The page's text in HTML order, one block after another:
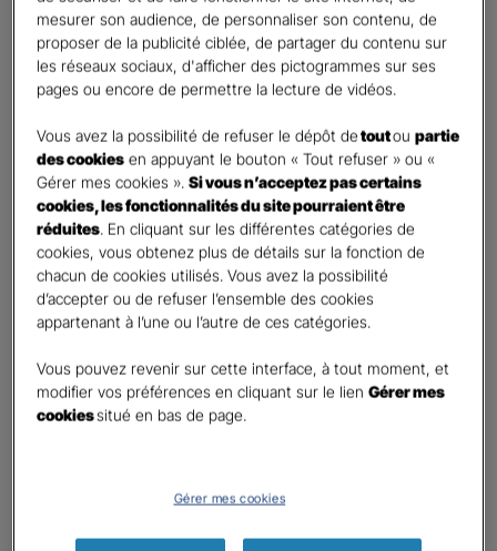
Etes-vous déjà client Gan assurances ?*
Oui
Civilité*
Madame
Monsieur
Contact*
First Last
United
States
mesurer son audience, de personnaliser son contenu, de
proposer de la publicité ciblée, de partager du contenu sur
les réseaux sociaux, d'afficher des pictogrammes sur ses
pages ou encore de permettre la lecture de vidéos.
Vous avez la possibilité de refuser le dépôt detoutoupartie
des cookies en appuyant le bouton « Tout refuser » ou «
Gérer mes cookies ».Si vous n’acceptez pas certains
cookies, les fonctionnalités du site pourraient être
réduites. En cliquant sur les différentes catégories de
cookies, vous obtenez plus de détails sur la fonction de
chacun de cookies utilisés. Vous avez la possibilité
d’accepter ou de refuser l’ensemble des cookies
appartenant à l’une ou l’autre de ces catégories.
Vous pouvez revenir sur cette interface, à tout moment, et
modifier vos préférences en cliquant sur le lienGérer mes
cookiessitué en bas de page.
Gérer mes cookies